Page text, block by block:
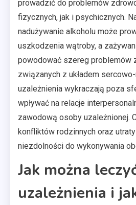
prowadzić do problemów
fizycznych, jak i psychicznych.
nadużywanie alkoholu może
uszkodzenia wątroby, a
powodować szereg problemów
związanych z układem
uzależnienia wykraczają poza
wpływać na relacje
zawodową osoby uzależnionej.
konfliktów rodzinnych oraz
niezdolności do wykonywania
Jak można
uzależnienia i